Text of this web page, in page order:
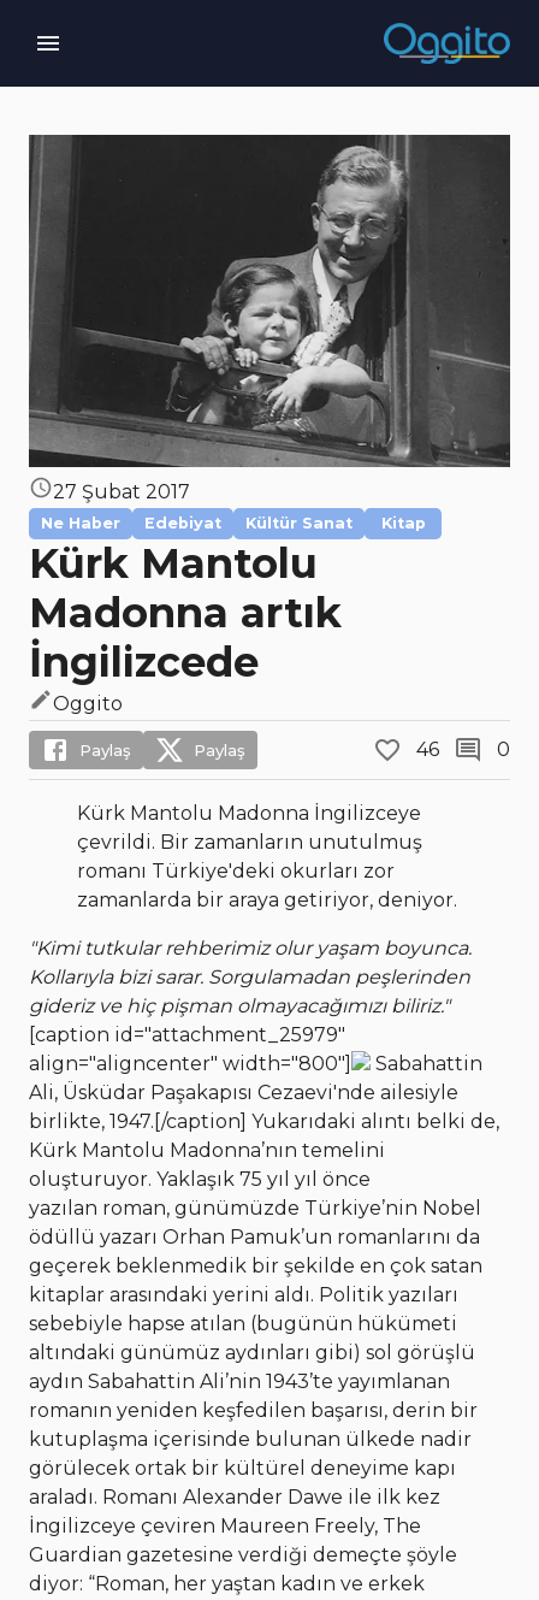
27 Şubat 2017
Ne Haber Edebiyat Kültür Sanat Kitap
Kürk Mantolu
Madonna artık
İngilizcede
Oggito
Paylaş Paylaş 46 0
Kürk Mantolu Madonna İngilizceye
çevrildi. Bir zamanların unutulmuş
romanı Türkiye'deki okurları zor
zamanlarda bir araya getiriyor, deniyor.
"Kimi tutkular rehberimiz olur yaşam boyunca.
Kollarıyla bizi sarar. Sorgulamadan peşlerinden
gideriz ve hiç pişman olmayacağımızı biliriz."
[caption id="attachment_25979"
align="aligncenter" width="800"]
Sabahattin
Ali, Üsküdar Paşakapısı Cezaevi'nde ailesiyle
birlikte, 1947.[/caption] Yukarıdaki alıntı belki de,
Kürk Mantolu Madonna’nın temelini
oluşturuyor. Yaklaşık 75 yıl yıl önce
yazılan roman, günümüzde Türkiye’nin Nobel
ödüllü yazarı Orhan Pamuk’un romanlarını da
geçerek beklenmedik bir şekilde en çok satan
kitaplar arasındaki yerini aldı. Politik yazıları
sebebiyle hapse atılan (bugünün hükümeti
altındaki günümüz aydınları gibi) sol görüşlü
aydın Sabahattin Ali’nin 1943’te yayımlanan
romanın yeniden keşfedilen başarısı, derin bir
kutuplaşma içerisinde bulunan ülkede nadir
görülecek ortak bir kültürel deneyime kapı
araladı. Romanı Alexander Dawe ile ilk kez
İngilizceye çeviren Maureen Freely, The
Guardian gazetesine verdiği demeçte şöyle
diyor: “Roman, her yaştan kadın ve erkek